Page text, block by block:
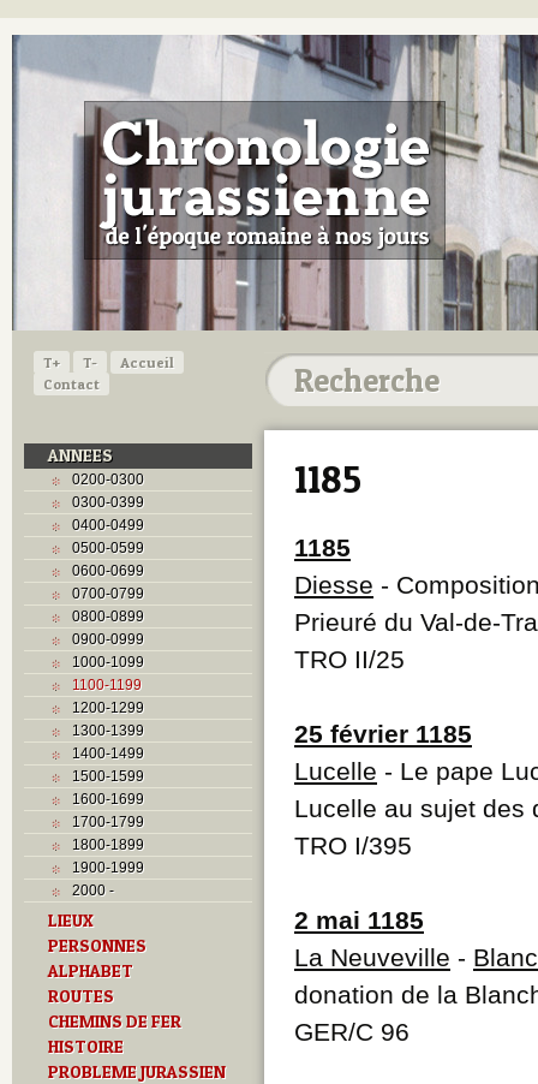
T+ T-
Accueil
Contact
ANNEES
0200-0300
0300-0399
0400-0499
0500-0599
0600-0699
0700-0799
0800-0899
0900-0999
1000-1099
1100-1199
1200-1299
1300-1399
1400-1499
1500-1599
1600-1699
1700-1799
1800-1899
1900-1999
2000 -
LIEUX
PERSONNES
ALPHABET
ROUTES
CHEMINS DE FER
HISTOIRE
PROBLEME JURASSIEN
1185
1185
Diesse -
Prieuré du Val-de-
TRO II/25
25 février 1185
Lucelle - Le pape
Lucelle au sujet des
TRO I/395
2 mai 1185
La Neuveville -
donation de la
GER/C 96